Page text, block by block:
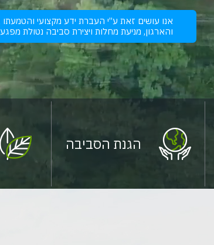
אנו עושים זאת ע”י העברת ידע מקצועי
והארגון, מניעת מחלות ויצירת סביבה נטולת
הגנת הסביבה